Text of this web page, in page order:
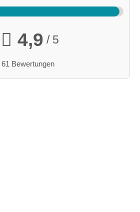
4,9 / 5
61 Bewertungen